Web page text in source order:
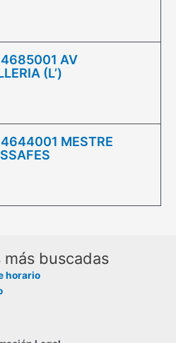
AV
(L’)
MESTRE
buscadas
horario